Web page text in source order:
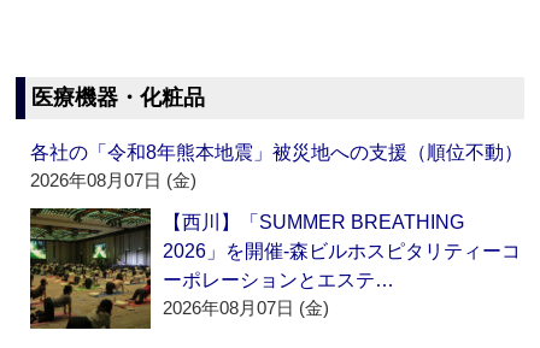
医療機器・化粧品
各社の「令和8年熊本地震」被災地への支援（順位不動）
2026年08月07日 (金)
【西川】「SUMMER BREATHING
2026」を開催‐森ビルホスピタリティーコ
ーポレーションとエステ…
2026年08月07日 (金)